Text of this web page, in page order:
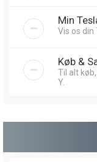
Min
Vis os din
Køb &
Til alt
Y.